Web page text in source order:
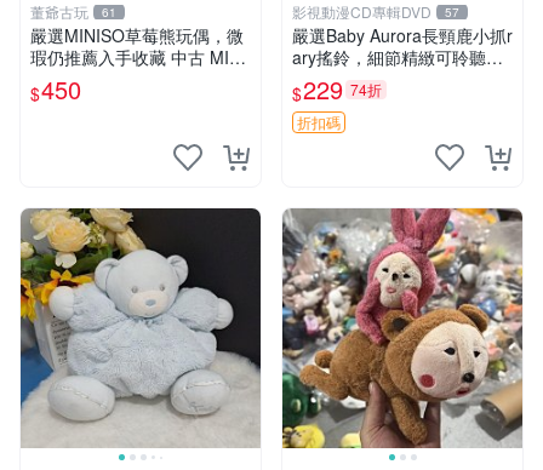
董爺古玩 61
嚴選MINISO草莓熊玩偶，微
瑕仍推薦入手收藏 中古 MINI
SO 草莓熊 玩具 收藏
$450
影視動漫CD專輯DVD 57
嚴選Baby Aurora長頸鹿小抓r
ary搖鈴，細節精緻可聆聽清
脆鈴音 軟萌可愛 定制紀念 金
屬搖鈴 新手媽咪推薦 長頸鹿
抓rary 搖鈴
$229 74折
折扣碼